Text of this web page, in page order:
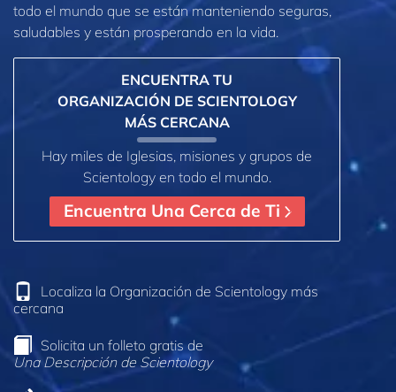
todo el mundo que se están manteniendo seguras,
saludables y están prosperando en la vida.
ENCUENTRA TU
ORGANIZACIÓN DE SCIENTOLOGY
MÁS CERCANA
Hay miles de Iglesias, misiones y grupos de
Scientology en todo el mundo.
Encuentra Una Cerca de Ti
Localiza la Organización de Scientology más
cercana
Solicita un folleto gratis de
Una Descripción de Scientology